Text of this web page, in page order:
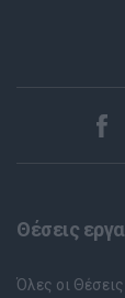
Θέσεις
Όλες οι